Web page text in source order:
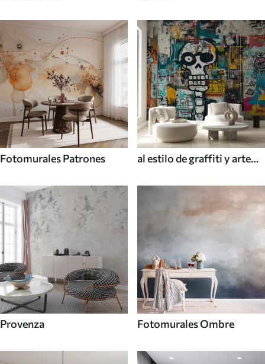
Fotomurales Patrones
al estilo de graffiti y arte
Provenza Fotomurales Ombre